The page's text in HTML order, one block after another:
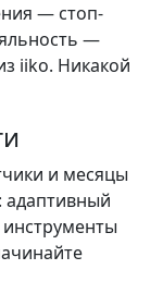
— стоп-
—
iiko. Никакой
и месяцы
адаптивный
инструменты